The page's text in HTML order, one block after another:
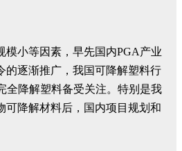
模小等因素，早先国内PGA产业
的逐渐推广，我国可降解塑料行
全降解塑料备受关注。特别是我
可降解材料后，国内项目规划和